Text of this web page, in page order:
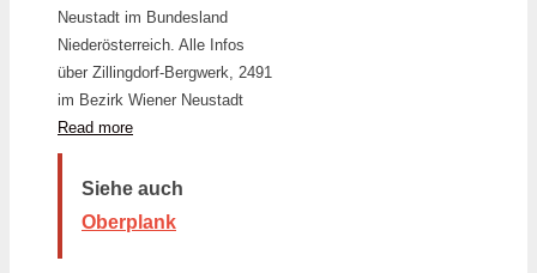
Neustadt im Bundesland
Niederösterreich. Alle Infos
über Zillingdorf-Bergwerk, 2491
im Bezirk Wiener Neustadt
Read more
Siehe auch
Oberplank